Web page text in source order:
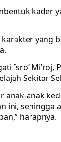
kader
yang
Isro’ Mi’roj,
Sekitar
anak-anak
ini, sehingga
harapnya.